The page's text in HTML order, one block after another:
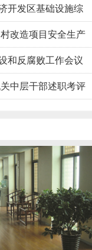
开发区基础设施综
改造项目安全生产
和反腐败工作会议
中层干部述职考评